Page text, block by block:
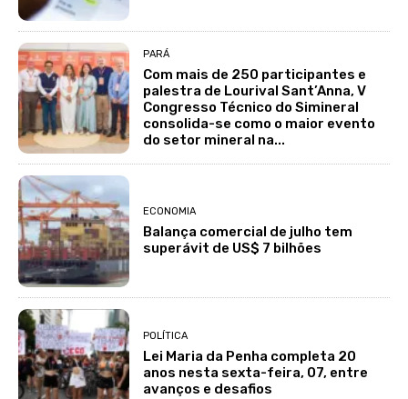
PARÁ
Com mais de 250 participantes e
palestra de Lourival Sant’Anna, V
Congresso Técnico do Simineral
consolida-se como o maior evento
do setor mineral na...
ECONOMIA
Balança comercial de julho tem
superávit de US$ 7 bilhões
POLÍTICA
Lei Maria da Penha completa 20
anos nesta sexta-feira, 07, entre
avanços e desafios